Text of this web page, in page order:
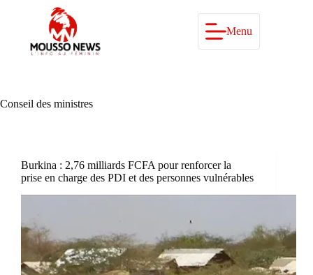
Menu
Conseil des ministres
Burkina : 2,76 milliards FCFA pour renforcer la
prise en charge des PDI et des personnes vulnérables